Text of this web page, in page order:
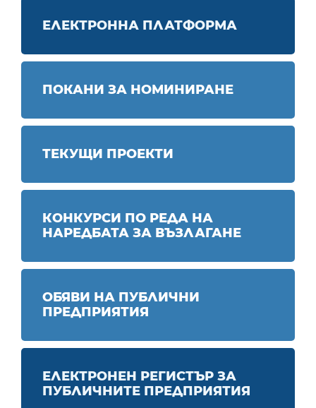
ЕЛЕКТРОННА ПЛАТФОРМА
ПОКАНИ ЗА НОМИНИРАНЕ
ТЕКУЩИ ПРОЕКТИ
КОНКУРСИ ПО РЕДА НА
НАРЕДБАТА ЗА ВЪЗЛАГАНЕ
ОБЯВИ НА ПУБЛИЧНИ
ПРЕДПРИЯТИЯ
ЕЛЕКТРОНЕН РЕГИСТЪР ЗА
ПУБЛИЧНИТЕ ПРЕДПРИЯТИЯ